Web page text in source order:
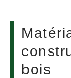
bois